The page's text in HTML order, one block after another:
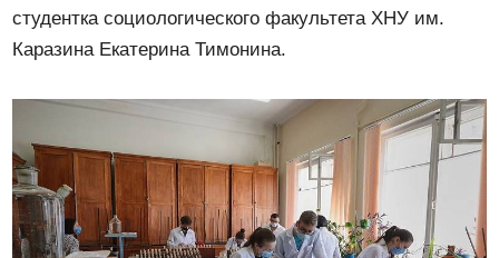
студентка социологического факультета ХНУ им.
Каразина Екатерина Тимонина.